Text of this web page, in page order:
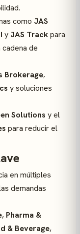
como JAS
y JAS Trackpara
de
Brokerage,
y soluciones
Solutions y el
para reducir el
en múltiples
demandas
, Pharma &
& Beverage,